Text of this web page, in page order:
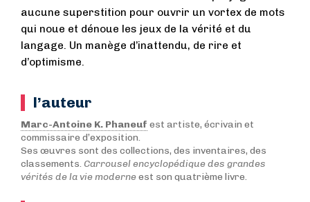
aucune superstition pour ouvrir un vortex de mots
qui noue et dénoue les jeux de la vérité et du
langage. Un manège d’inattendu, de rire et
d’optimisme.
l’auteur
Marc-Antoine K. Phaneuf est artiste, écrivain et
commissaire d’exposition.
Ses œuvres sont des collections, des inventaires, des
classements. Carrousel encyclopédique des grandes
vérités de la vie moderneest son quatrième livre.